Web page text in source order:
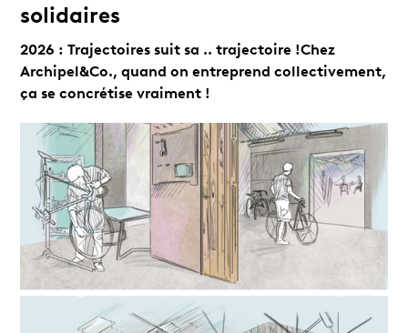
solidaires
2026 : Trajectoires suit sa .. trajectoire !Chez
Archipel&Co., quand on entreprend collectivement,
ça se concrétise vraiment !